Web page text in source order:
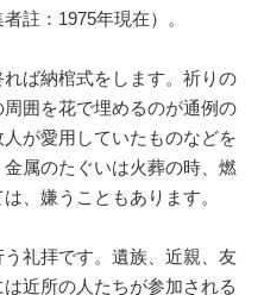
註：1975年現在）。
ば納棺式をします。祈りの
囲を花で埋めるのが通例の
が愛用していたものなどを
属のたぐいは火葬の時、燃
、嫌うこともあります。
礼拝です。遺族、近親、友
近所の人たちが参加される